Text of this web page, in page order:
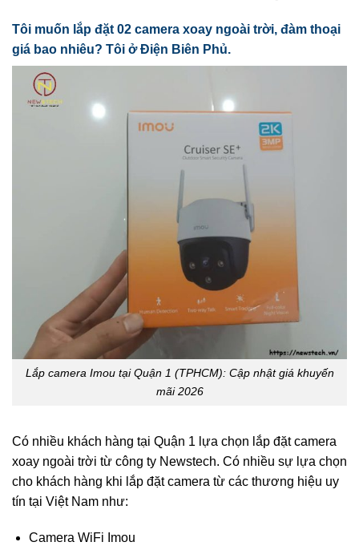
Tôi muốn lắp đặt 02 camera xoay ngoài trời, đàm thoại
giá bao nhiêu? Tôi ở Điện Biên Phủ.
Lắp camera Imou tại Quận 1 (TPHCM): Cập nhật giá khuyến
mãi 2026
Có nhiều khách hàng tại Quận 1 lựa chọn lắp đặt camera
xoay ngoài trời từ công ty Newstech. Có nhiều sự lựa chọn
cho khách hàng khi lắp đặt camera từ các thương hiệu uy
tín tại Việt Nam như:
Camera WiFi Imou